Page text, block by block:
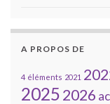
A PROPOS DE
4 éléments 2021
20252026